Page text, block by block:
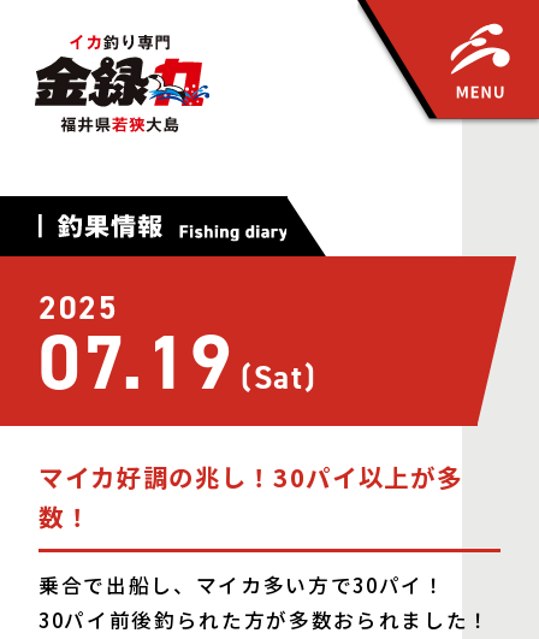
2025
07.19 (Sat)
マイカ好調の兆し！30パイ以上が多
数！
乗合で出船し、マイカ多い方で30パイ！
30パイ前後釣られた方が多数おられました！